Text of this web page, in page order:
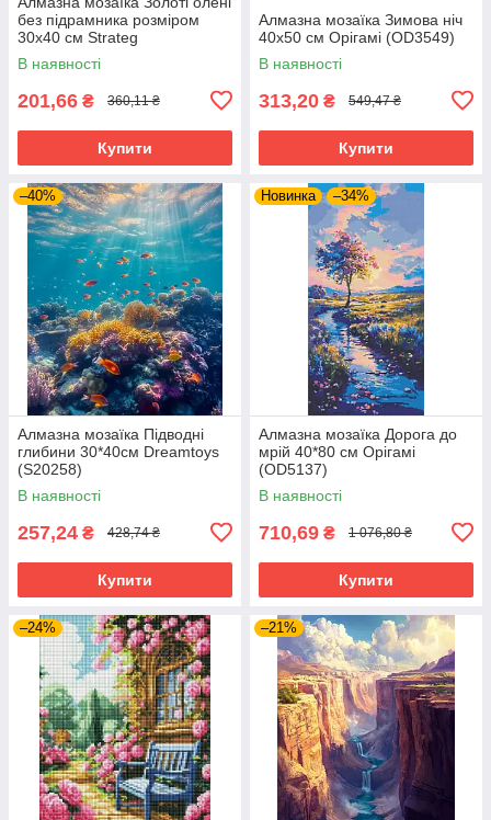
без підрамника розміром
30х40 см Strateg
(JSDF82144)
В наявності
201,66 ₴ 360,11 ₴
Купити
Алмазна мозаїка Зимова ніч
40x50 см Орігамі (OD3549)
В наявності
313,20 ₴ 549,47 ₴
Купити
–40%
Алмазна мозаїка Підводні
глибини 30*40см Dreamtoys
(S20258)
В наявності
257,24 ₴ 428,74 ₴
Купити
Новинка –34%
Алмазна мозаїка Дорога до
мрій 40*80 см Орігамі
(OD5137)
В наявності
710,69 ₴ 1 076,80 ₴
Купити
–24% –21%